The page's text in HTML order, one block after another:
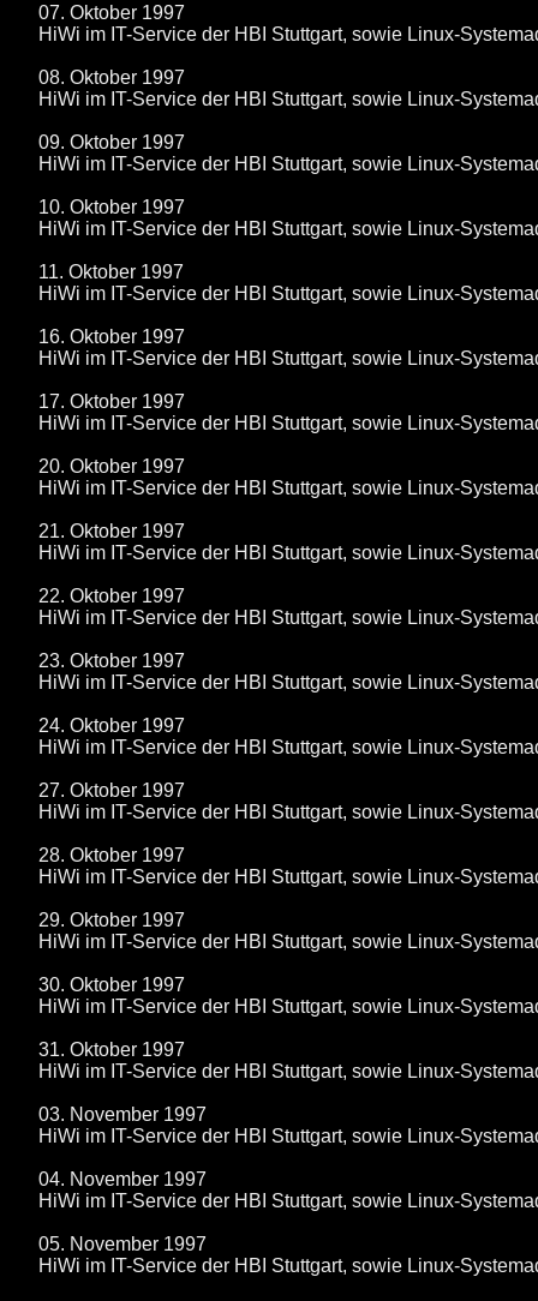
07. Oktober 1997
HiWi im IT-Service der HBI Stuttgart, sowie Linux-
08. Oktober 1997
HiWi im IT-Service der HBI Stuttgart, sowie Linux-
09. Oktober 1997
HiWi im IT-Service der HBI Stuttgart, sowie Linux-
10. Oktober 1997
HiWi im IT-Service der HBI Stuttgart, sowie Linux-
11. Oktober 1997
HiWi im IT-Service der HBI Stuttgart, sowie Linux-
16. Oktober 1997
HiWi im IT-Service der HBI Stuttgart, sowie Linux-
17. Oktober 1997
HiWi im IT-Service der HBI Stuttgart, sowie Linux-
20. Oktober 1997
HiWi im IT-Service der HBI Stuttgart, sowie Linux-
21. Oktober 1997
HiWi im IT-Service der HBI Stuttgart, sowie Linux-
22. Oktober 1997
HiWi im IT-Service der HBI Stuttgart, sowie Linux-
23. Oktober 1997
HiWi im IT-Service der HBI Stuttgart, sowie Linux-
24. Oktober 1997
HiWi im IT-Service der HBI Stuttgart, sowie Linux-
27. Oktober 1997
HiWi im IT-Service der HBI Stuttgart, sowie Linux-
28. Oktober 1997
HiWi im IT-Service der HBI Stuttgart, sowie Linux-
29. Oktober 1997
HiWi im IT-Service der HBI Stuttgart, sowie Linux-
30. Oktober 1997
HiWi im IT-Service der HBI Stuttgart, sowie Linux-
31. Oktober 1997
HiWi im IT-Service der HBI Stuttgart, sowie Linux-
03. November 1997
HiWi im IT-Service der HBI Stuttgart, sowie Linux-
04. November 1997
HiWi im IT-Service der HBI Stuttgart, sowie Linux-
05. November 1997
HiWi im IT-Service der HBI Stuttgart, sowie Linux-